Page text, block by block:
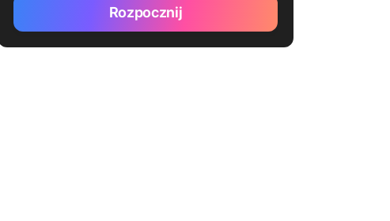
Rozpocznij